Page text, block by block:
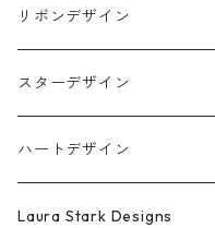
リボンデザイン
スターデザイン
ハートデザイン
Laura Stark Designs